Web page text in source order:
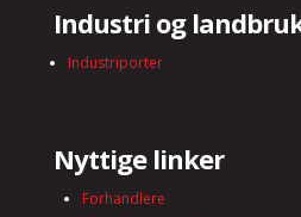
Industri og
Industriporter
Nyttige linker
Forhandlere